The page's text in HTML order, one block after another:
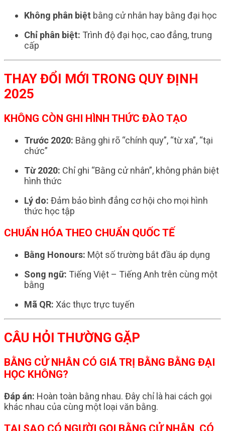
Không phân biệt bằng cử nhân hay bằng đại học
Chỉ phân biệt: Trình độ đại học, cao đẳng, trung
cấp
THAY ĐỔI MỚI TRONG QUY ĐỊNH
2025
KHÔNG CÒN GHI HÌNH THỨC ĐÀO TẠO
Trước 2020: Bằng ghi rõ “chính quy”, “từ xa”, “tại
chức”
Từ 2020: Chỉ ghi “Bằng cử nhân”, không phân biệt
hình thức
Lý do: Đảm bảo bình đẳng cơ hội cho mọi hình
thức học tập
CHUẨN HÓA THEO CHUẨN QUỐC TẾ
Bằng Honours: Một số trường bắt đầu áp dụng
Song ngữ: Tiếng Việt – Tiếng Anh trên cùng một
bằng
Mã QR: Xác thực trực tuyến
CÂU HỎI THƯỜNG GẶP
BẰNG CỬ NHÂN CÓ GIÁ TRỊ BẰNG BẰNG ĐẠI
HỌC KHÔNG?
Đáp án: Hoàn toàn bằng nhau. Đây chỉ là hai cách gọi
khác nhau của cùng một loại văn bằng.
TẠI SAO CÓ NGƯỜI GỌI BẰNG CỬ NHÂN, CÓ